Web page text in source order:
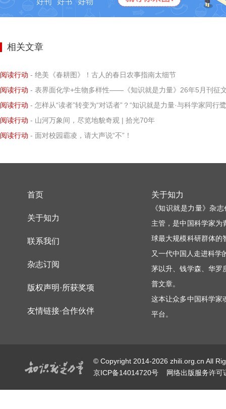
相关文章
阅读行动 - 绝美《春耕图》！古人的春日农事指南太细节
阅读行动 - 表界面化学+生物多样性——《知识就是力量》26年5月刊征文开
阅读行动 - 怎样从“读者”转变为“对话者”？“知识就是力量·与科学家同行鹭岛计划”之“给科学家写信”公益讲座邀您
阅读行动 - 山河万象间，尽览地貌奇观 | 拾光70年
阅读行动 - 面对校园霸凌，请大声说“不”！
首页
关于知力
联系我们
杂志订阅
版权声明·所获奖项
友情链接·合作伙伴
关于知力
《知识就是力量》杂
主管，是中国科学家为
球最大规模科研群体的
又一代中国人走进科学
茅以升、钱学森、华罗
普文章。
这本让众多中国科学家
平台。
© Copyright 2014-2026 zhili.org.cn All
京ICP备14014720号
网络出版服务许可